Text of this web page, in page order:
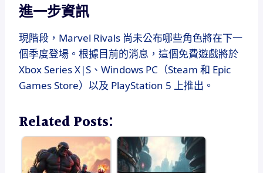
進一步資訊
現階段，Marvel Rivals 尚未公布哪些角色將在下一
個季度登場。根據目前的消息，這個免費遊戲將於
Xbox Series X|S、Windows PC（Steam 和 Epic
Games Store）以及 PlayStation 5 上推出。
Related Posts: